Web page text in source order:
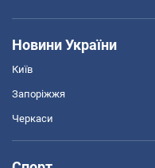
Новини України
Київ
Запоріжжя
Черкаси